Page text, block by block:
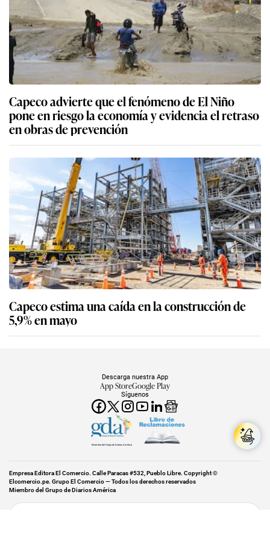
Capeco advierte que el fenómeno de El Niño
pone en riesgo la economía y evidencia el retraso
en obras de prevención
Capeco estima una caída en la construcción de
5,9% en mayo
Síguenos
Descarga nuestra App
App StoreGoogle Play
Miembro del Grupo de Diarios América
Empresa Editora El Comercio. Calle Paracas #532, Pueblo Libre. Copyright ©
Elcomercio.pe. Grupo El Comercio — Todos los derechos reservados
Miembro del Grupo de Diarios América